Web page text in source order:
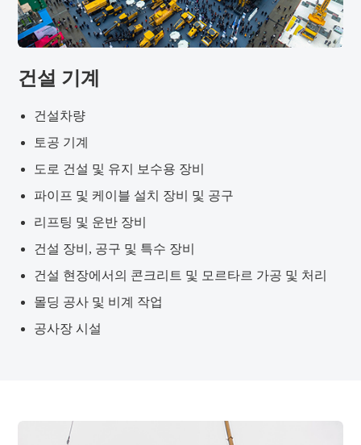
건설 기계
건설차량
토공 기계
도로 건설 및 유지 보수용 장비
파이프 및 케이블 설치 장비 및 공구
리프팅 및 운반 장비
건설 장비, 공구 및 특수 장비
건설 현장에서의 콘크리트 및 모르타르 가공 및 처리
몰딩 공사 및 비계 작업
공사장 시설